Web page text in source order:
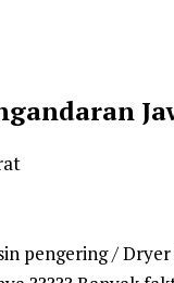
pengering /